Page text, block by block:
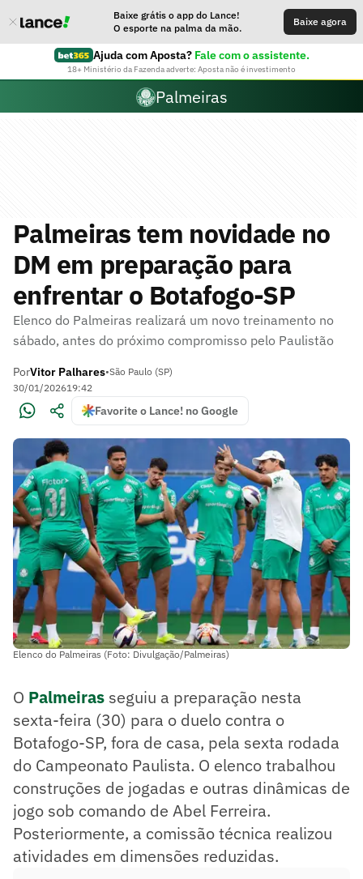
Baixe grátis o app do Lance!
O esporte na palma da mão.
Baixe agora
Ajuda com Aposta? Fale com o assistente.
18+ Ministério da Fazenda adverte: Aposta não é investimento
Palmeiras
Palmeiras tem novidade no
DM em preparação para
enfrentar o Botafogo-SP
Elenco do Palmeiras realizará um novo treinamento no
sábado, antes do próximo compromisso pelo Paulistão
PorVitor Palhares•São Paulo (SP)
30/01/202619:42
Favorite o Lance! no Google
Elenco do Palmeiras (Foto: Divulgação/Palmeiras)
O Palmeiras seguiu a preparação nesta
sexta-feira (30) para o duelo contra o
Botafogo-SP, fora de casa, pela sexta rodada
do Campeonato Paulista. O elenco trabalhou
construções de jogadas e outras dinâmicas de
jogo sob comando de Abel Ferreira.
Posteriormente, a comissão técnica realizou
atividades em dimensões reduzidas.